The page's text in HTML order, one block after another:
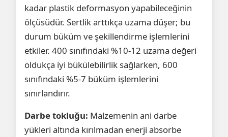
kadar plastik deformasyon yapabileceğinin
ölçüsüdür. Sertlik arttıkça uzama düşer; bu
durum büküm ve şekillendirme işlemlerini
etkiler. 400 sınıfındaki %10-12 uzama değeri
oldukça iyi bükülebilirlik sağlarken, 600
sınıfındaki %5-7 büküm işlemlerini
sınırlandırır.
Darbe tokluğu: Malzemenin ani darbe
yükleri altında kırılmadan enerji absorbe